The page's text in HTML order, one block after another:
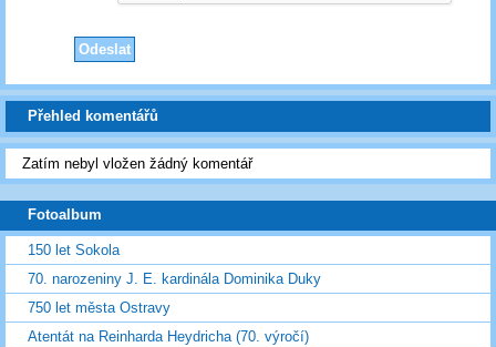
Přehled komentářů
Zatím nebyl vložen žádný komentář
Fotoalbum
150 let Sokola
70. narozeniny J. E. kardinála Dominika Duky
750 let města Ostravy
Atentát na Reinharda Heydricha (70. výročí)